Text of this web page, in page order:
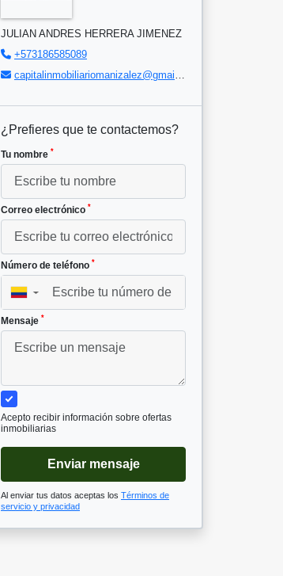
JULIAN ANDRES HERRERA JIMENEZ
+573186585089
capitalinmobiliariomanizalez@gmail.com
¿Prefieres que te contactemos?
Tu nombre *
Correo electrónico *
Número de teléfono *
▼
Mensaje *
Acepto recibir información sobre ofertas
inmobiliarias
Enviar mensaje
Al enviar tus datos aceptas los Términos de
servicio y privacidad